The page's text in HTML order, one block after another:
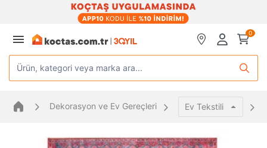
0
Ürün, kategori veya marka ara...
Dekorasyon ve Ev Gereçleri Ev Tekstili